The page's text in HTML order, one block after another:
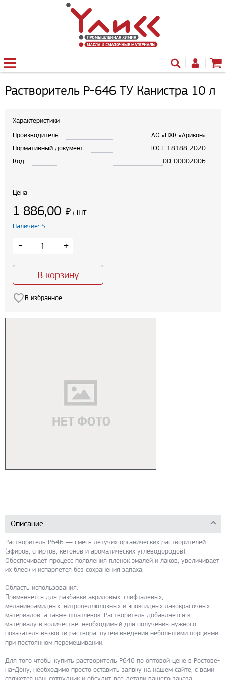
Растворитель Р-646 ТУ Канистра 10 л
Характеристики
Производитель
АО «НХК «Арикон»
Нормативный документ
ГОСТ 18188-2020
Код
00-00002006
Цена
1 886,00 ₽ / шт
Наличие: 5
- +
В корзину
В избранное
Описание
Растворитель Р646 — смесь летучих органических растворителей
(эфиров, спиртов, кетонов и ароматических углеводородов).
Обеспечивает процесс появления пленок эмалей и лаков, увеличивает
их блеск и испаряется без сохранения запаха.
Область использования:
Применяется для разбавки акриловых, глифталевых,
меланиноамидных, нитроцеллюлозных и эпоксидных лакокрасочных
материалов, а также шпатлевок. Растворитель добавляется к
материалу в количестве, необходимый для получения нужного
показателя вязкости раствора, путем введения небольшими порциями
при постоянном перемешивании.
Для того чтобы купить растворитель Р646 по оптовой цене в Ростове-
на-Дону, необходимо просто оставить заявку на нашем сайте, с вами